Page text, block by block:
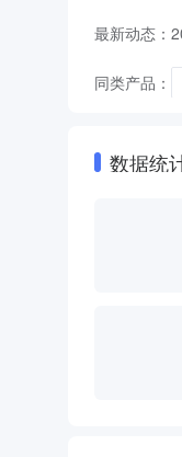
最新动态：
同类产品：
数据统